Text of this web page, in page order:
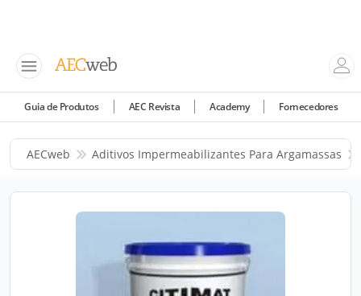
Guia de Produtos AEC Revista Academy Fornecedores
AECweb Aditivos Impermeabilizantes Para Argamassas